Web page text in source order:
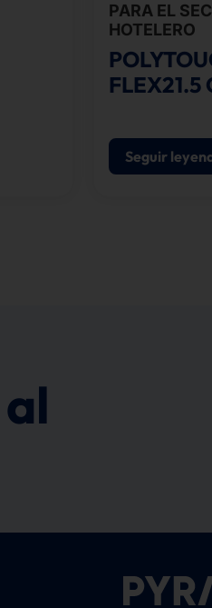
PARA EL
HOTELERO
FLEX21.5
Seguir